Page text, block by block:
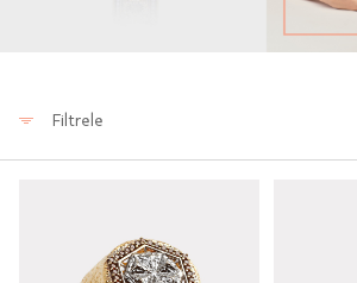
Filtrele